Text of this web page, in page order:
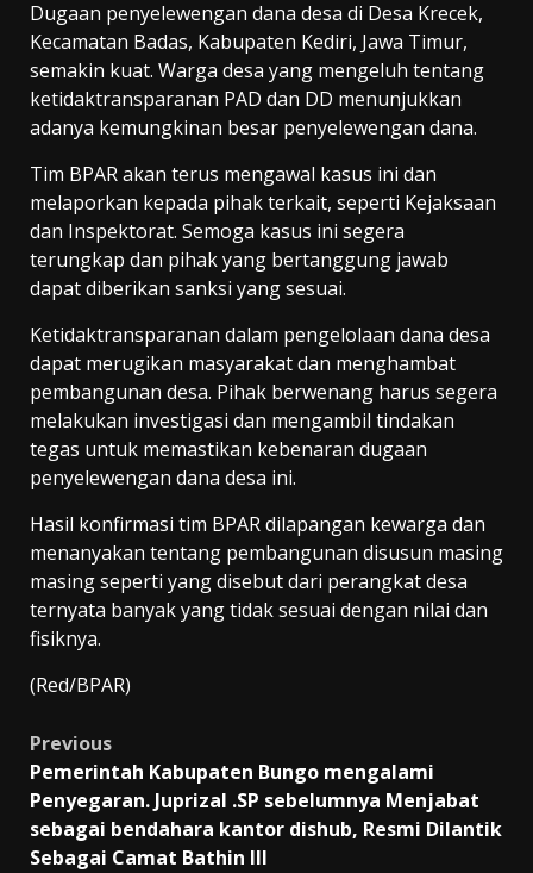
Dugaan penyelewengan dana desa di Desa Krecek,
Kecamatan Badas, Kabupaten Kediri, Jawa Timur,
semakin kuat. Warga desa yang mengeluh tentang
ketidaktransparanan PAD dan DD menunjukkan
adanya kemungkinan besar penyelewengan dana.
Tim BPAR akan terus mengawal kasus ini dan
melaporkan kepada pihak terkait, seperti Kejaksaan
dan Inspektorat. Semoga kasus ini segera
terungkap dan pihak yang bertanggung jawab
dapat diberikan sanksi yang sesuai.
Ketidaktransparanan dalam pengelolaan dana desa
dapat merugikan masyarakat dan menghambat
pembangunan desa. Pihak berwenang harus segera
melakukan investigasi dan mengambil tindakan
tegas untuk memastikan kebenaran dugaan
penyelewengan dana desa ini.
Hasil konfirmasi tim BPAR dilapangan kewarga dan
menanyakan tentang pembangunan disusun masing
masing seperti yang disebut dari perangkat desa
ternyata banyak yang tidak sesuai dengan nilai dan
fisiknya.
(Red/BPAR)
Post
navigation
Previous
Pemerintah Kabupaten Bungo mengalami
Penyegaran. Juprizal .SP sebelumnya Menjabat
sebagai bendahara kantor dishub, Resmi Dilantik
Sebagai Camat Bathin III